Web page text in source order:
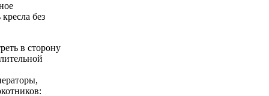
без
в сторону